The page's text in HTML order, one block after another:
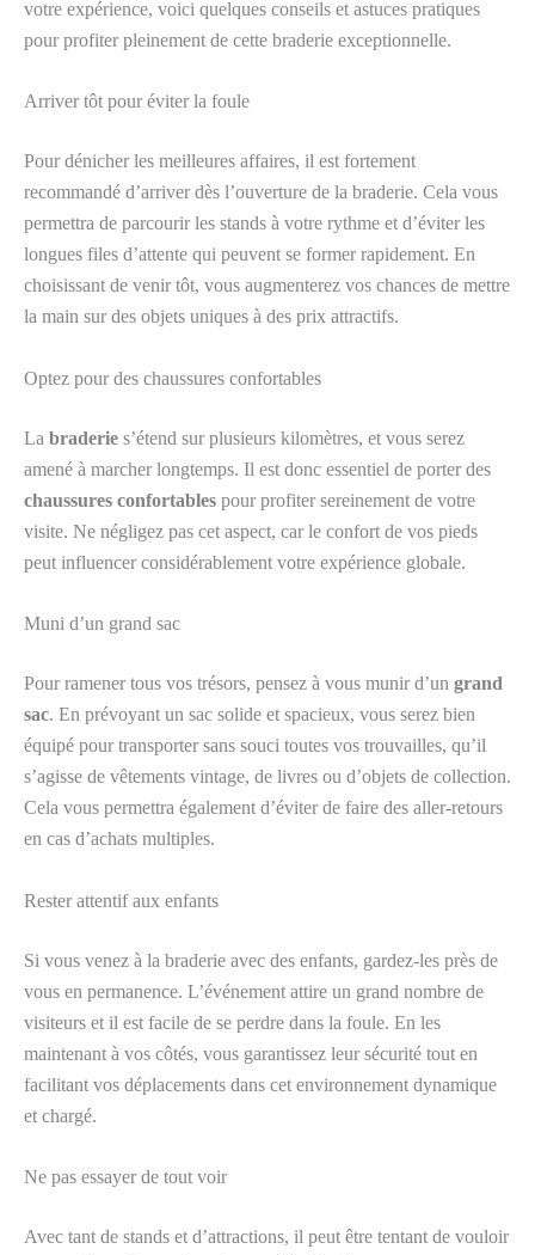
votre expérience, voici quelques conseils et astuces pratiques
pour profiter pleinement de cette braderie exceptionnelle.
Arriver tôt pour éviter la foule
Pour dénicher les meilleures affaires, il est fortement
recommandé d’arriver dès l’ouverture de la braderie. Cela vous
permettra de parcourir les stands à votre rythme et d’éviter les
longues files d’attente qui peuvent se former rapidement. En
choisissant de venir tôt, vous augmenterez vos chances de mettre
la main sur des objets uniques à des prix attractifs.
Optez pour des chaussures confortables
La braderie s’étend sur plusieurs kilomètres, et vous serez
amené à marcher longtemps. Il est donc essentiel de porter des
chaussures confortables pour profiter sereinement de votre
visite. Ne négligez pas cet aspect, car le confort de vos pieds
peut influencer considérablement votre expérience globale.
Muni d’un grand sac
Pour ramener tous vos trésors, pensez à vous munir d’un grand
sac. En prévoyant un sac solide et spacieux, vous serez bien
équipé pour transporter sans souci toutes vos trouvailles, qu’il
s’agisse de vêtements vintage, de livres ou d’objets de collection.
Cela vous permettra également d’éviter de faire des aller-retours
en cas d’achats multiples.
Rester attentif aux enfants
Si vous venez à la braderie avec des enfants, gardez-les près de
vous en permanence. L’événement attire un grand nombre de
visiteurs et il est facile de se perdre dans la foule. En les
maintenant à vos côtés, vous garantissez leur sécurité tout en
facilitant vos déplacements dans cet environnement dynamique
et chargé.
Ne pas essayer de tout voir
Avec tant de stands et d’attractions, il peut être tentant de vouloir